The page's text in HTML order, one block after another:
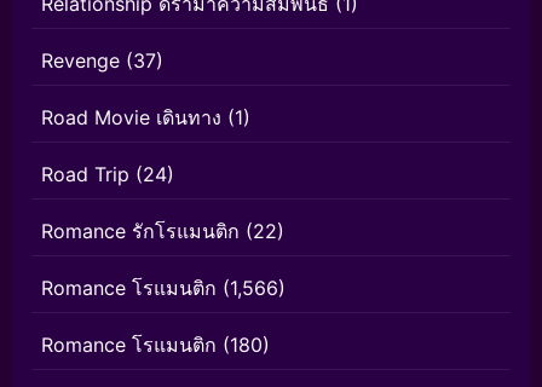
Revenge (37)
Road Movie เดินทาง (1)
Road Trip (24)
Romance รักโรแมนติก (22)
Romance โรแมนติก (1,566)
Romance โรแมนติก (180)